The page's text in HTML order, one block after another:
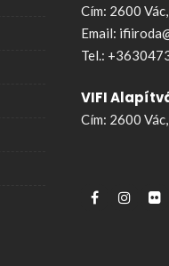
Cím: 2600
Email:
Tel.:
VIFI
Cím: 2600